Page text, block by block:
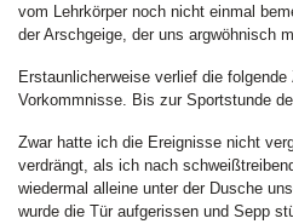
vom Lehrkörper noch nicht einmal
der Arschgeige, der uns argwöhnisch
Erstaunlicherweise verlief die folgende
Vorkommnisse. Bis zur Sportstunde
Zwar hatte ich die Ereignisse nicht
verdrängt, als ich nach
wiedermal alleine unter der Dusche
wurde die Tür aufgerissen und Sepp